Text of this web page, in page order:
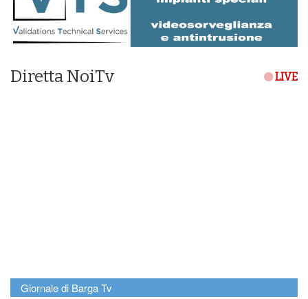
Diretta NoiTv LIVE
Giornale di Barga Tv